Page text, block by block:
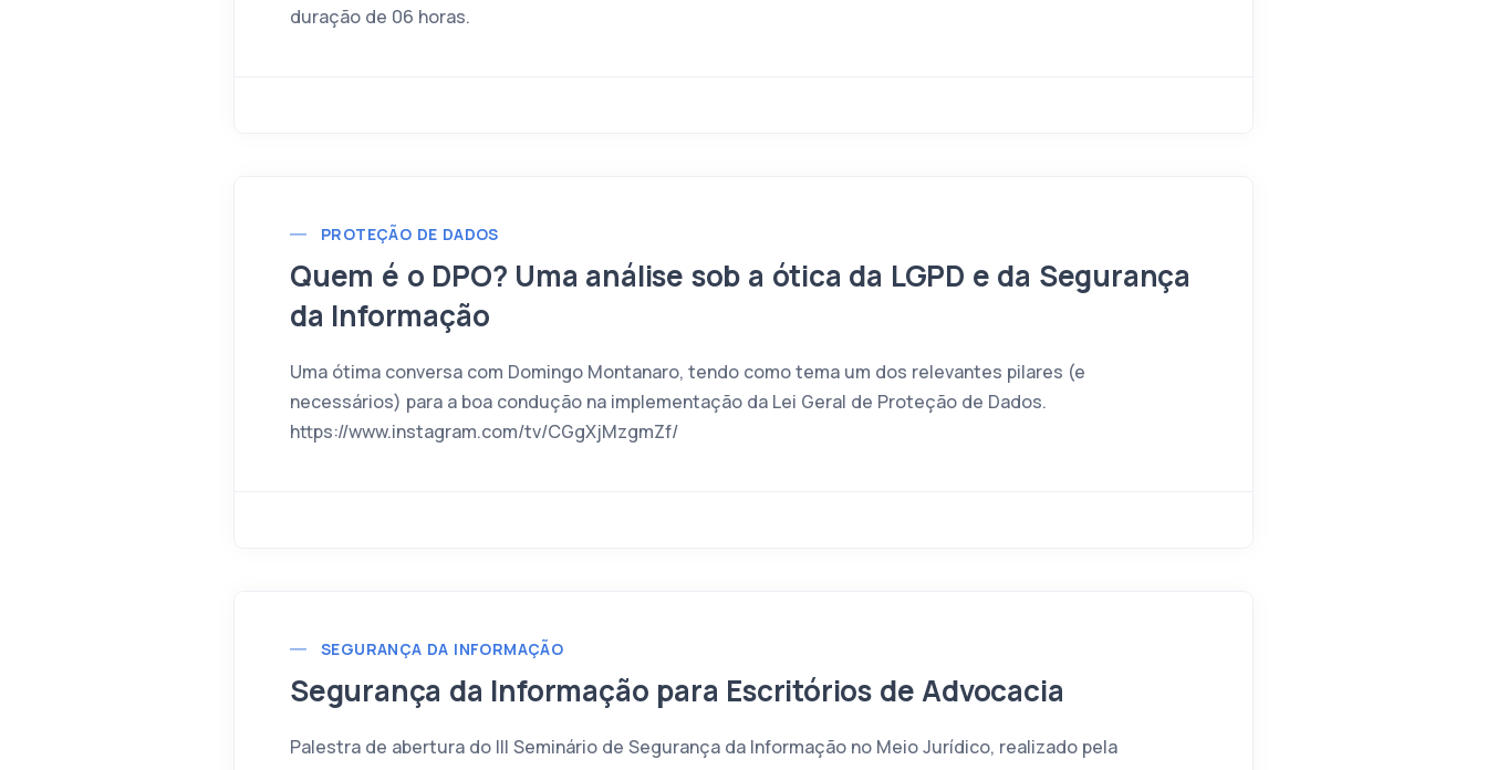
duração de 06 horas.
PROTEÇÃO DE DADOS
Quem é o DPO? Uma análise sob a ótica da LGPD e da Segurança
da Informação
Uma ótima conversa com Domingo Montanaro, tendo como tema um dos relevantes pilares (e
necessários) para a boa condução na implementação da Lei Geral de Proteção de Dados.
https://www.instagram.com/tv/CGgXjMzgmZf/
SEGURANÇA DA INFORMAÇÃO
Segurança da Informação para Escritórios de Advocacia
Palestra de abertura do III Seminário de Segurança da Informação no Meio Jurídico, realizado pela